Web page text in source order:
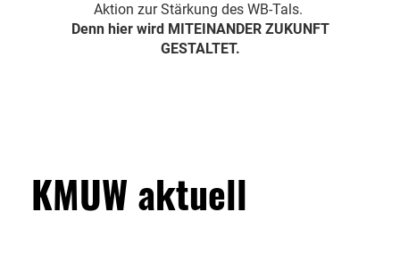
Aktion zur Stärkung des WB-Tals.
Denn hier wird MITEINANDER ZUKUNFT
GESTALTET.
KMUW aktuell